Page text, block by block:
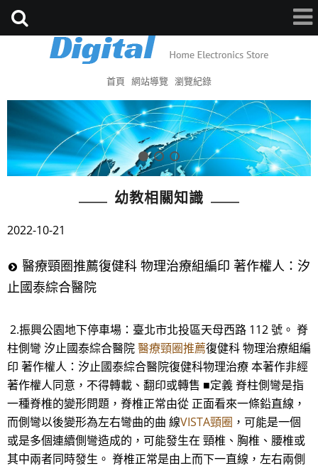
首頁 網站導覽 瀏覽紀錄
幼教相關知識
2022-10-21
醫療頸圈推薦復健科 物理治療組編印 著作權人：汐
止國泰綜合醫院
2.振興公園地下停車場：臺北市北投區天母西路 112 號。 脊
柱側彎 汐止國泰綜合醫院醫療頸圈推薦復健科 物理治療組編
印 著作權人：汐止國泰綜合醫院復健科物理治療 本著作非經
著作權人同意，不得轉載、翻印或轉售 ■定義 脊柱側彎是指
一種脊椎的變形問題，脊椎正常由從 正面看來一條鉛直線，
而側彎以後變形為左右彎曲的曲 線VISTA頸圈 ，可能是一個
或是多個連續側彎造成的，可能發生在 頸椎、胸椎、腰椎或
其中兩者同時發生。 脊椎正常是由上而下一直線，左右兩側